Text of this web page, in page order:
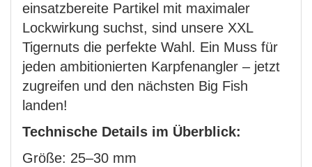
einsatzbereite Partikel mit maximaler
Lockwirkung suchst, sind unsere XXL
Tigernuts die perfekte Wahl. Ein Muss für
jeden ambitionierten Karpfenangler – jetzt
zugreifen und den nächsten Big Fish
landen!
Technische Details im Überblick:
Größe: 25–30 mm